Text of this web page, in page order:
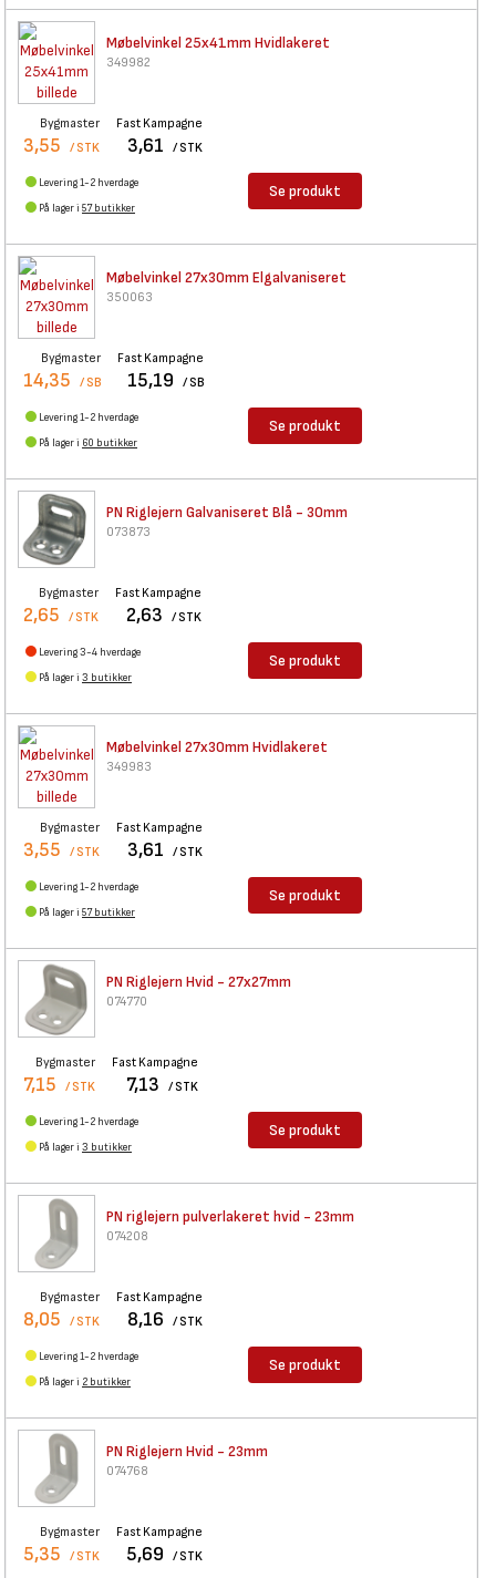
Møbelvinkel 25x41mm Hvidlakeret
349982
Bygmaster
3,55 / STK
Fast Kampagne
3,61 / STK
Levering 1-2 hverdage
På lager i 57 butikker
Se produkt
Møbelvinkel 27x30mm Elgalvaniseret
350063
Bygmaster
14,35 / SB
Fast Kampagne
15,19 / SB
Levering 1-2 hverdage
På lager i 60 butikker
Se produkt
PN Riglejern Galvaniseret Blå - 30mm
073873
Bygmaster
2,65 / STK
Fast Kampagne
2,63 / STK
Levering 3-4 hverdage
På lager i 3 butikker
Se produkt
Møbelvinkel 27x30mm Hvidlakeret
349983
Bygmaster
3,55 / STK
Fast Kampagne
3,61 / STK
Levering 1-2 hverdage
På lager i 57 butikker
Se produkt
PN Riglejern Hvid - 27x27mm
074770
Bygmaster
7,15 / STK
Fast Kampagne
7,13 / STK
Levering 1-2 hverdage
På lager i 3 butikker
Se produkt
PN riglejern pulverlakeret hvid - 23mm
074208
Bygmaster
8,05 / STK
Fast Kampagne
8,16 / STK
Levering 1-2 hverdage
På lager i 2 butikker
Se produkt
PN Riglejern Hvid - 23mm
074768
Bygmaster
5,35 / STK
Fast Kampagne
5,69 / STK